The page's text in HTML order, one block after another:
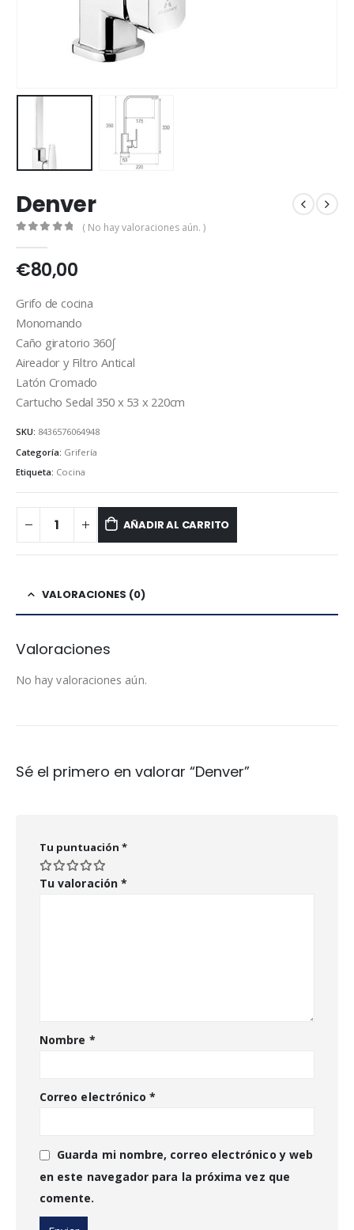
Denver
( No hay valoraciones aún. )
€80,00
Grifo de cocina
Monomando
Caño giratorio 360∫
Aireador y Filtro Antical
Latón Cromado
Cartucho Sedal 350 x 53 x 220cm
SKU: 8436576064948
Categoría: Grifería
Etiqueta: Cocina
AÑADIR AL CARRITO
VALORACIONES (0)
Valoraciones
No hay valoraciones aún.
Sé el primero en valorar “Denver”
Tu puntuación *
Tu valoración *
Nombre *
Correo electrónico*
Guarda mi nombre, correo electrónico y web
en este navegador para la próxima vez que
comente.